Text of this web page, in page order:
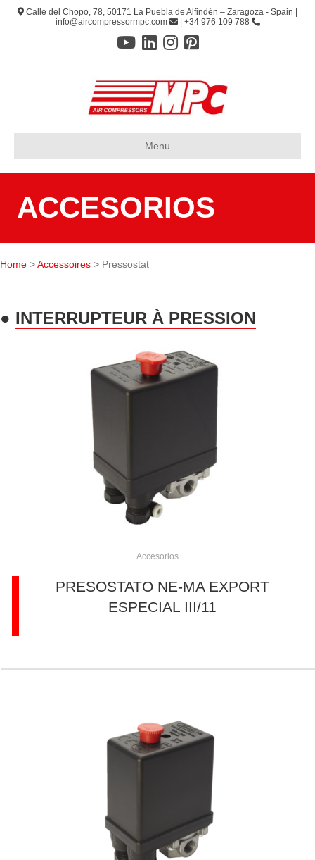
Calle del Chopo, 78, 50171 La Puebla de Alfindén – Zaragoza - Spain |
info@aircompressormpc.com
| +34 976 109 788
Menu
ACCESORIOS
Home >Accessoires > Pressostat
● INTERRUPTEUR À PRESSION
Accesorios
PRESOSTATO NE-MA EXPORT
ESPECIAL III/11